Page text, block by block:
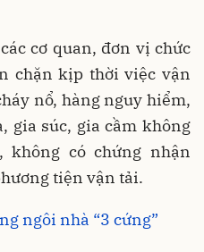
cơ quan, đơn vị chức
chặn kịp thời việc vận
nổ, hàng nguy hiểm,
gia súc, gia cầm không
không có chứng nhận
tiện vận tải.
ngôi nhà “3 cứng”